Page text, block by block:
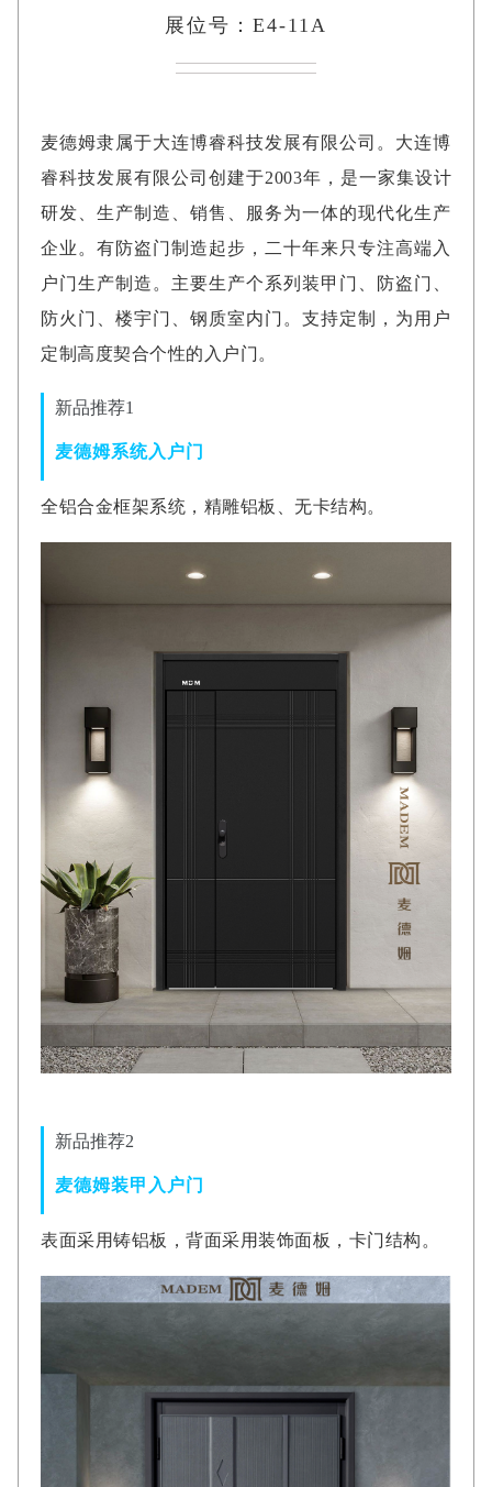
展位号：E4-11A
麦德姆隶属于大连博睿科技发展有限公司。大连博
睿科技发展有限公司创建于2003年，是一家集设计
研发、生产制造、销售、服务为一体的现代化生产
企业。有防盗门制造起步，二十年来只专注高端入
户门生产制造。主要生产个系列装甲门、防盗门、
防火门、楼宇门、钢质室内门。支持定制，为用户
定制高度契合个性的入户门。
新品推荐1
麦德姆系统入户门
全铝合金框架系统，精雕铝板、无卡结构。
新品推荐2
麦德姆装甲入户门
表面采用铸铝板，背面采用装饰面板，卡门结构。